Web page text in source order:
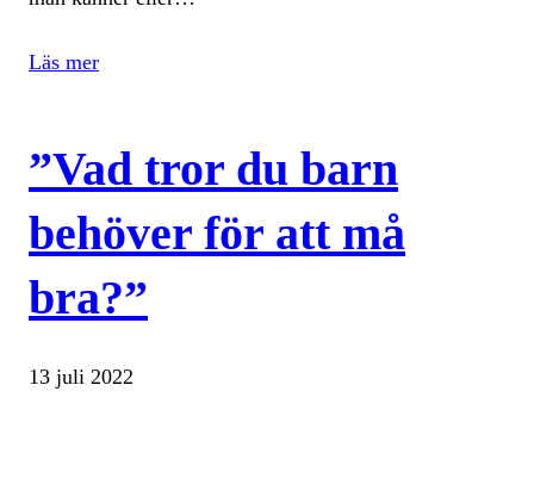
Läs mer
”Vad tror du barn
behöver för att må
bra?”
13 juli 2022